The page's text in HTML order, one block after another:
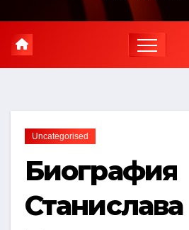
Uncategorised
Биография
Станислава